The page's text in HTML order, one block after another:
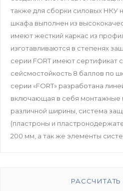
также для сборки силовых НКУ
шкафа выполнен из
имеют жесткий каркас из
изготавливаются в степенях
серии FORT имеют сертификат
сейсмостойкость 8 баллов по
серии «FORT» разработана
включающая в себя монтажные
различной ширины, система
(пластроны и
200 мм, а так же элементы
РАССЧИТАТЬ